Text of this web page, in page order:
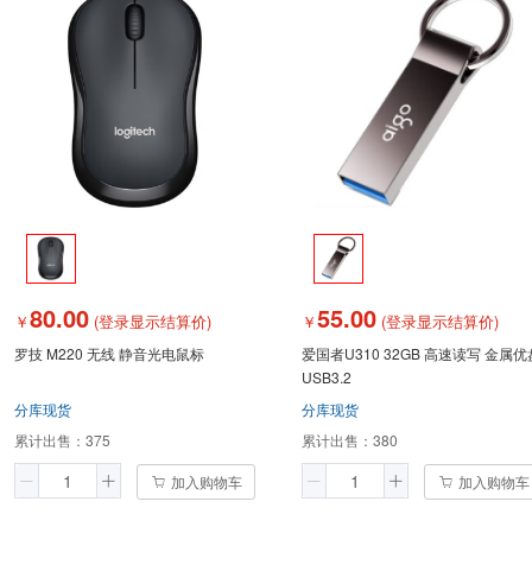
￥80.00 (登录显示结算价)
罗技 M220 无线 静音光电鼠标
分库现货
累计出售： 375
加入购物车
￥55.00 (登录显示结算价)
爱国者U310 32GB 高速读写 金属优
USB3.2
分库现货
累计出售： 380
加入购物车